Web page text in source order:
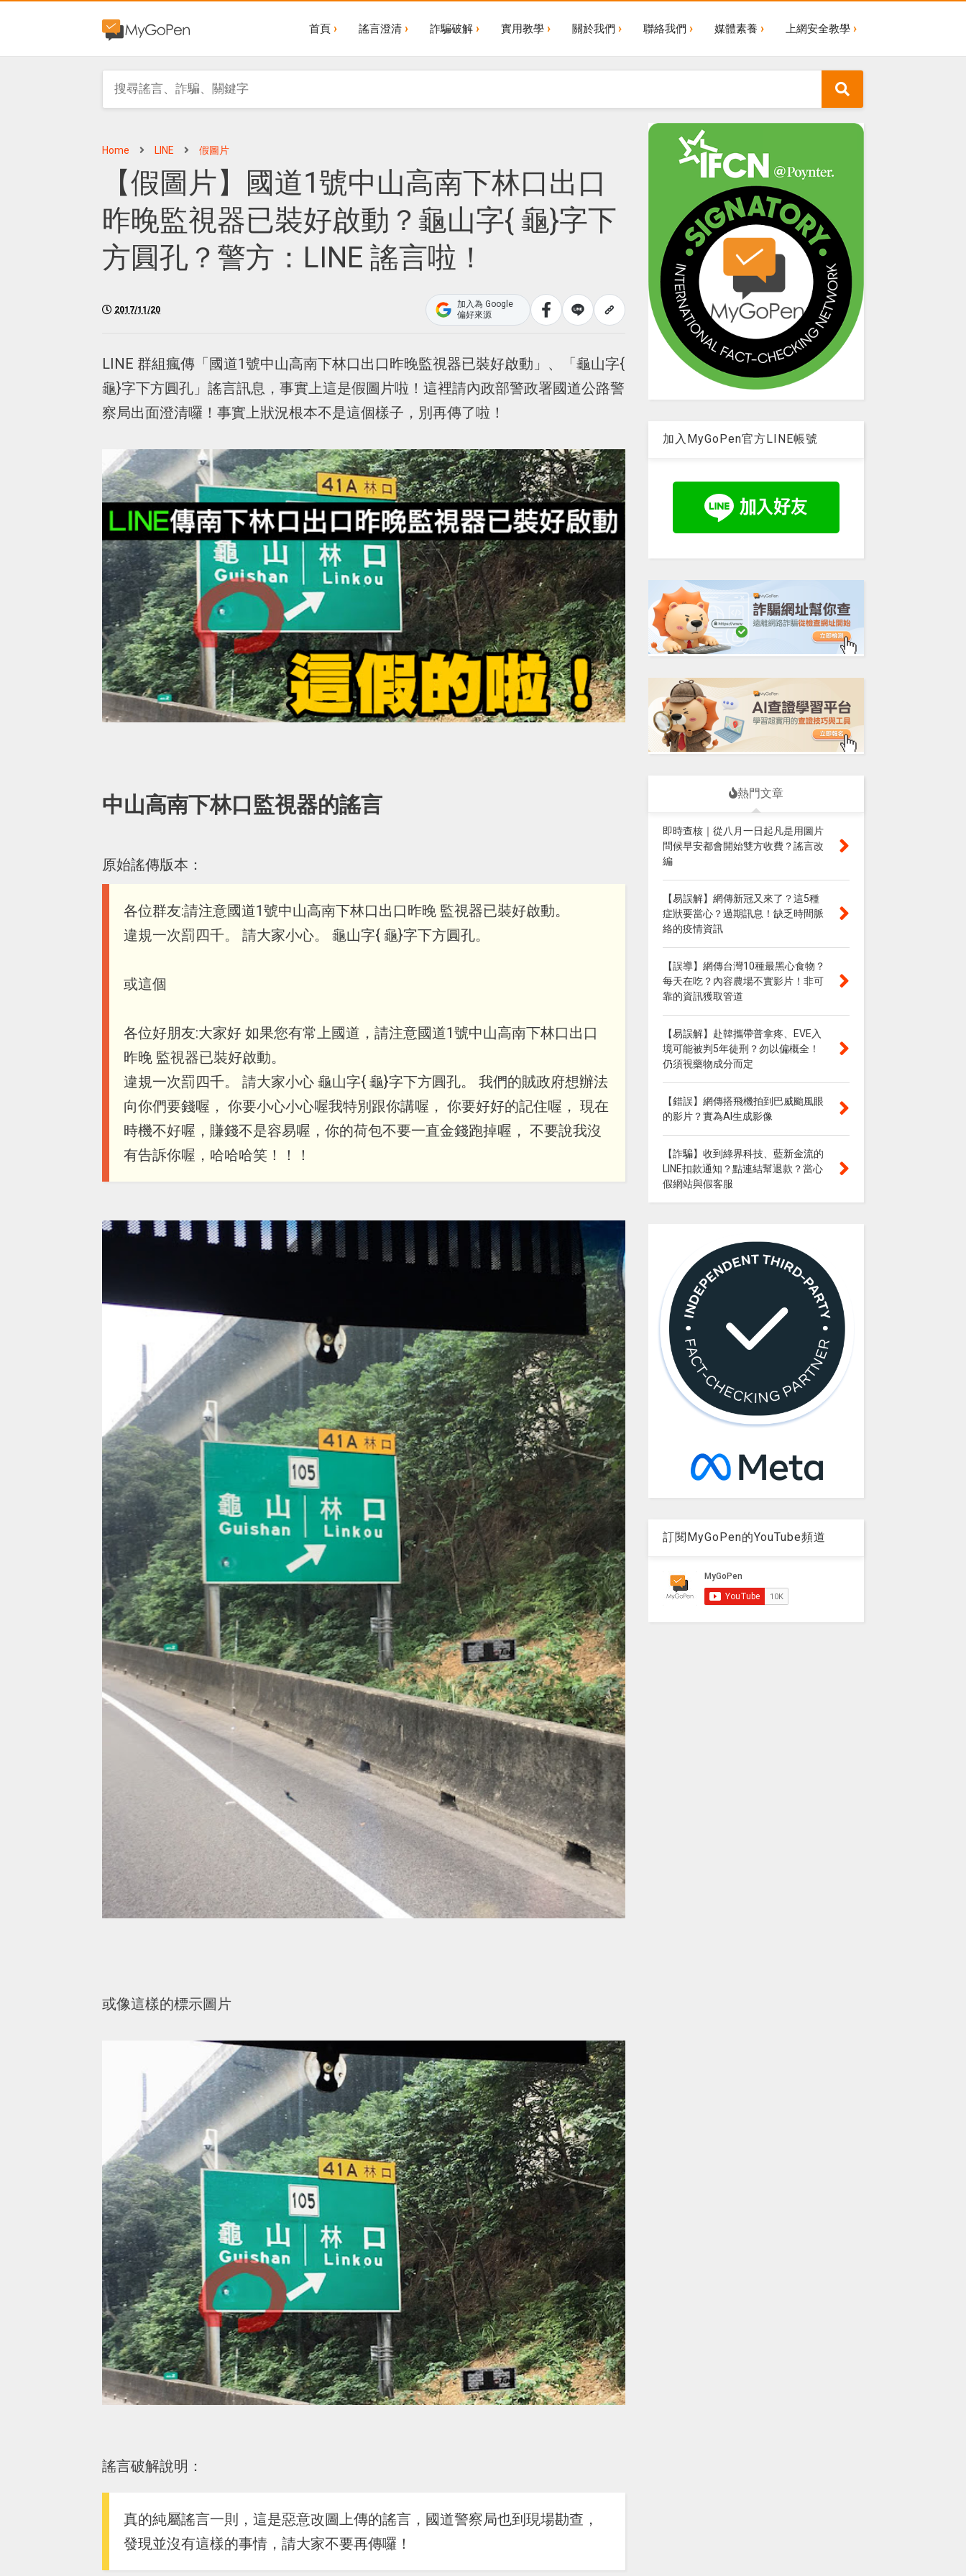
首頁 謠言澄清 詐騙破解 實用教學 關於我們 聯絡我們 媒體素養 上網安全教學
Home LINE 假圖片
【假圖片】國道1號中山高南下林口出口
昨晚監視器已裝好啟動？龜山字{ 龜}字下
方圓孔？警方：LINE 謠言啦！
2017/11/20
加入為 Google
偏好來源
LINE 群組瘋傳「國道1號中山高南下林口出口昨晚監視器已裝好啟動」、「龜山字{
龜}字下方圓孔」謠言訊息，事實上這是假圖片啦！這裡請內政部警政署國道公路警
察局出面澄清囉！事實上狀況根本不是這個樣子，別再傳了啦！
中山高南下林口監視器的謠言
原始謠傳版本：
各位群友:請注意國道1號中山高南下林口出口昨晚 監視器已裝好啟動。
違規一次罰四千。 請大家小心。 龜山字{ 龜}字下方圓孔。
或這個
各位好朋友:大家好 如果您有常上國道，請注意國道1號中山高南下林口出口
昨晚 監視器已裝好啟動。
違規一次罰四千。 請大家小心 龜山字{ 龜}字下方圓孔。 我們的賊政府想辦法
向你們要錢喔， 你要小心小心喔我特別跟你講喔， 你要好好的記住喔， 現在
時機不好喔，賺錢不是容易喔，你的荷包不要一直金錢跑掉喔， 不要說我沒
有告訴你喔，哈哈哈笑！！！
或像這樣的標示圖片
謠言破解說明：
真的純屬謠言一則，這是惡意改圖上傳的謠言，國道警察局也到現場勘查，
發現並沒有這樣的事情，請大家不要再傳囉！
加入MyGoPen官方LINE帳號
熱門文章
即時查核｜從八月一日起凡是用圖片
問候早安都會開始雙方收費？謠言改
編
【易誤解】網傳新冠又來了？這5種
症狀要當心？過期訊息！缺乏時間脈
絡的疫情資訊
【誤導】網傳台灣10種最黑心食物？
每天在吃？內容農場不實影片！非可
靠的資訊獲取管道
【易誤解】赴韓攜帶普拿疼、EVE入
境可能被判5年徒刑？勿以偏概全！
仍須視藥物成分而定
【錯誤】網傳搭飛機拍到巴威颱風眼
的影片？實為AI生成影像
【詐騙】收到綠界科技、藍新金流的
LINE扣款通知？點連結幫退款？當心
假網站與假客服
訂閱MyGoPen的YouTube頻道